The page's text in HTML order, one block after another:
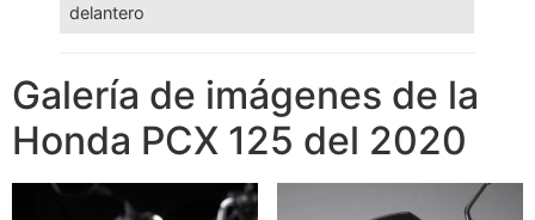
delantero
Galería de imágenes de la
Honda PCX 125 del 2020